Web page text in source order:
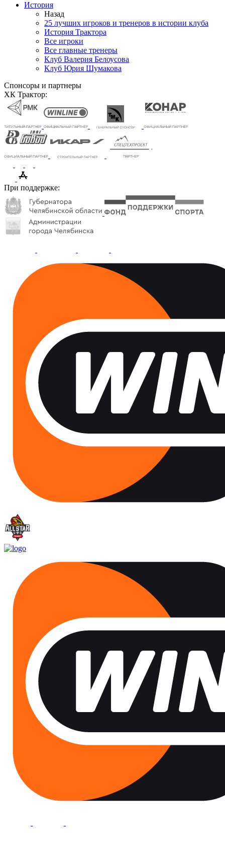
История
Назад
25 лучших игроков и тренеров в истории клуба
История Трактора
Все игроки
Все главные тренеры
Клуб Валерия Белоусова
Клуб Юрия Шумакова
Спонсоры и партнеры
ХК Трактор:
При поддержке: